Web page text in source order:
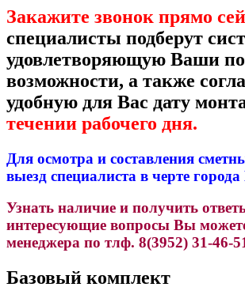
Закажите звонок прямо
специалисты подберут
удовлетворяющую Ваши
возможности, а также
удобную для Вас дату
течении рабочего дня.
Для осмотра и составления
выезд специалиста в черте
Узнать наличие и получить
интересующие вопросы Вы
менеджера по тлф. 8(3952) 31-46-
Базовый комплект